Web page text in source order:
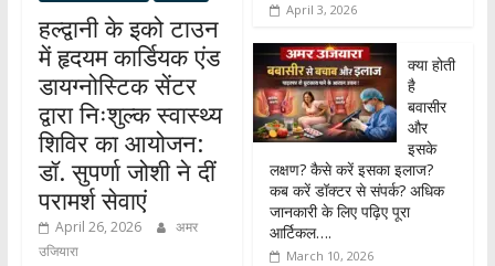
हल्द्वानी के इको टाउन
में हृदयम कार्डियक एंड
डायग्नोस्टिक सेंटर
द्वारा निःशुल्क स्वास्थ्य
शिविर का आयोजन:
डॉ. सुपर्णा जोशी ने दीं
परामर्श सेवाएं
April 26, 2026
अमर
उजियारा
April 3, 2026
क्या होती
है
बवासीर
और
इसके
लक्षण? कैसे करें इसका इलाज?
कब करें डॉक्टर से संपर्क? अधिक
जानकारी के लिए पढ़िए पूरा
आर्टिकल….
March 10, 2026